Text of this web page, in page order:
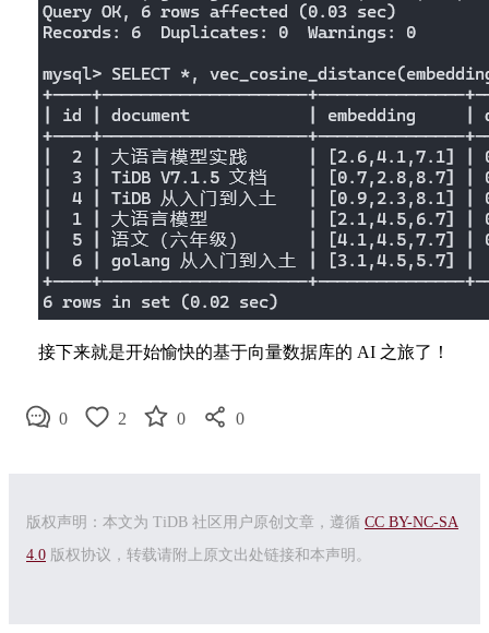
接下来就是开始愉快的基于向量数据库的 AI 之旅了！
0 2 0 0
版权声明：本文为 TiDB 社区用户原创文章，遵循 CC BY-NC-SA
4.0 版权协议，转载请附上原文出处链接和本声明。